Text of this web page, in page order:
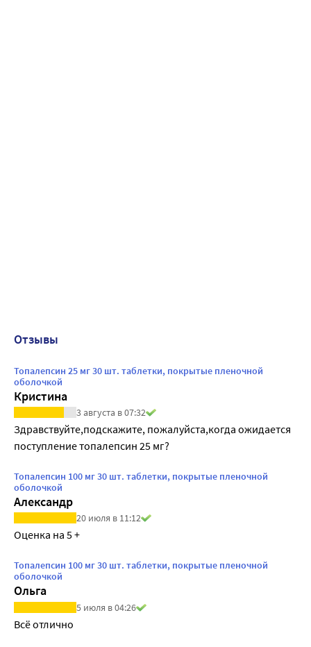
Отзывы
Топалепсин 25 мг 30 шт. таблетки, покрытые пленочной
оболочкой
Кристина
3 августа в 07:32
Здравствуйте,подскажите, пожалуйста,когда ожидается
поступление топалепсин 25 мг?
Топалепсин 100 мг 30 шт. таблетки, покрытые пленочной
оболочкой
Александр
20 июля в 11:12
Оценка на 5 +
Топалепсин 100 мг 30 шт. таблетки, покрытые пленочной
оболочкой
Ольга
5 июля в 04:26
Всё отлично